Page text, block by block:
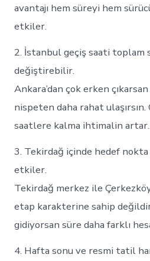
avantajı hem süreyi hem
etkiler.
2. İstanbul geçiş saati toplam
değiştirebilir.
Ankara’dan çok erken
nispeten daha rahat ulaşırsın.
saatlere kalma ihtimalin artar.
3. Tekirdağ içinde hedef
etkiler.
Tekirdağ merkez ile
etap karakterine sahip
gidiyorsan süre daha farklı
4. Hafta sonu ve resmi tatil